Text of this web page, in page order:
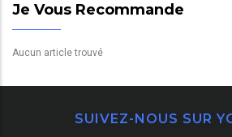
Je Vous Recommande
Aucun article trouvé
SUIVEZ-NOUS SUR